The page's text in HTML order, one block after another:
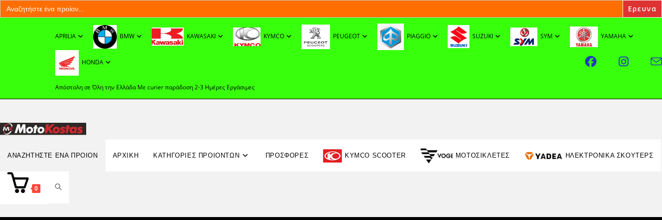
Search
for:
APRILIA BMW KAWASAKI KYMCO PEUGEOT PIAGGIO SUZUKI SYM YAMAHA
HONDA
Απόστολη σε Όλη την Ελλάδα Με curier παράδοση 2-3 Ημέρες Εργάσιμες
ΑΝΑΖΗΤΉΣΤΕ ΈΝΑ ΠΡΟΊΟΝ
Search
for: ΑΡΧΙΚΉ ΚΑΤΗΓΟΡΙΕΣ ΠΡΟΙΟΝΤΩΝ ΠΡΟΣΦΟΡΈΣ KYMCO SCOOTER ΜΟΤΟΣΙΚΛΕΤΕΣ ΗΛΕΚΤΡΟΝΙΚΑ ΣΚΟΥΤΕΡΣ
0 TOGGLE